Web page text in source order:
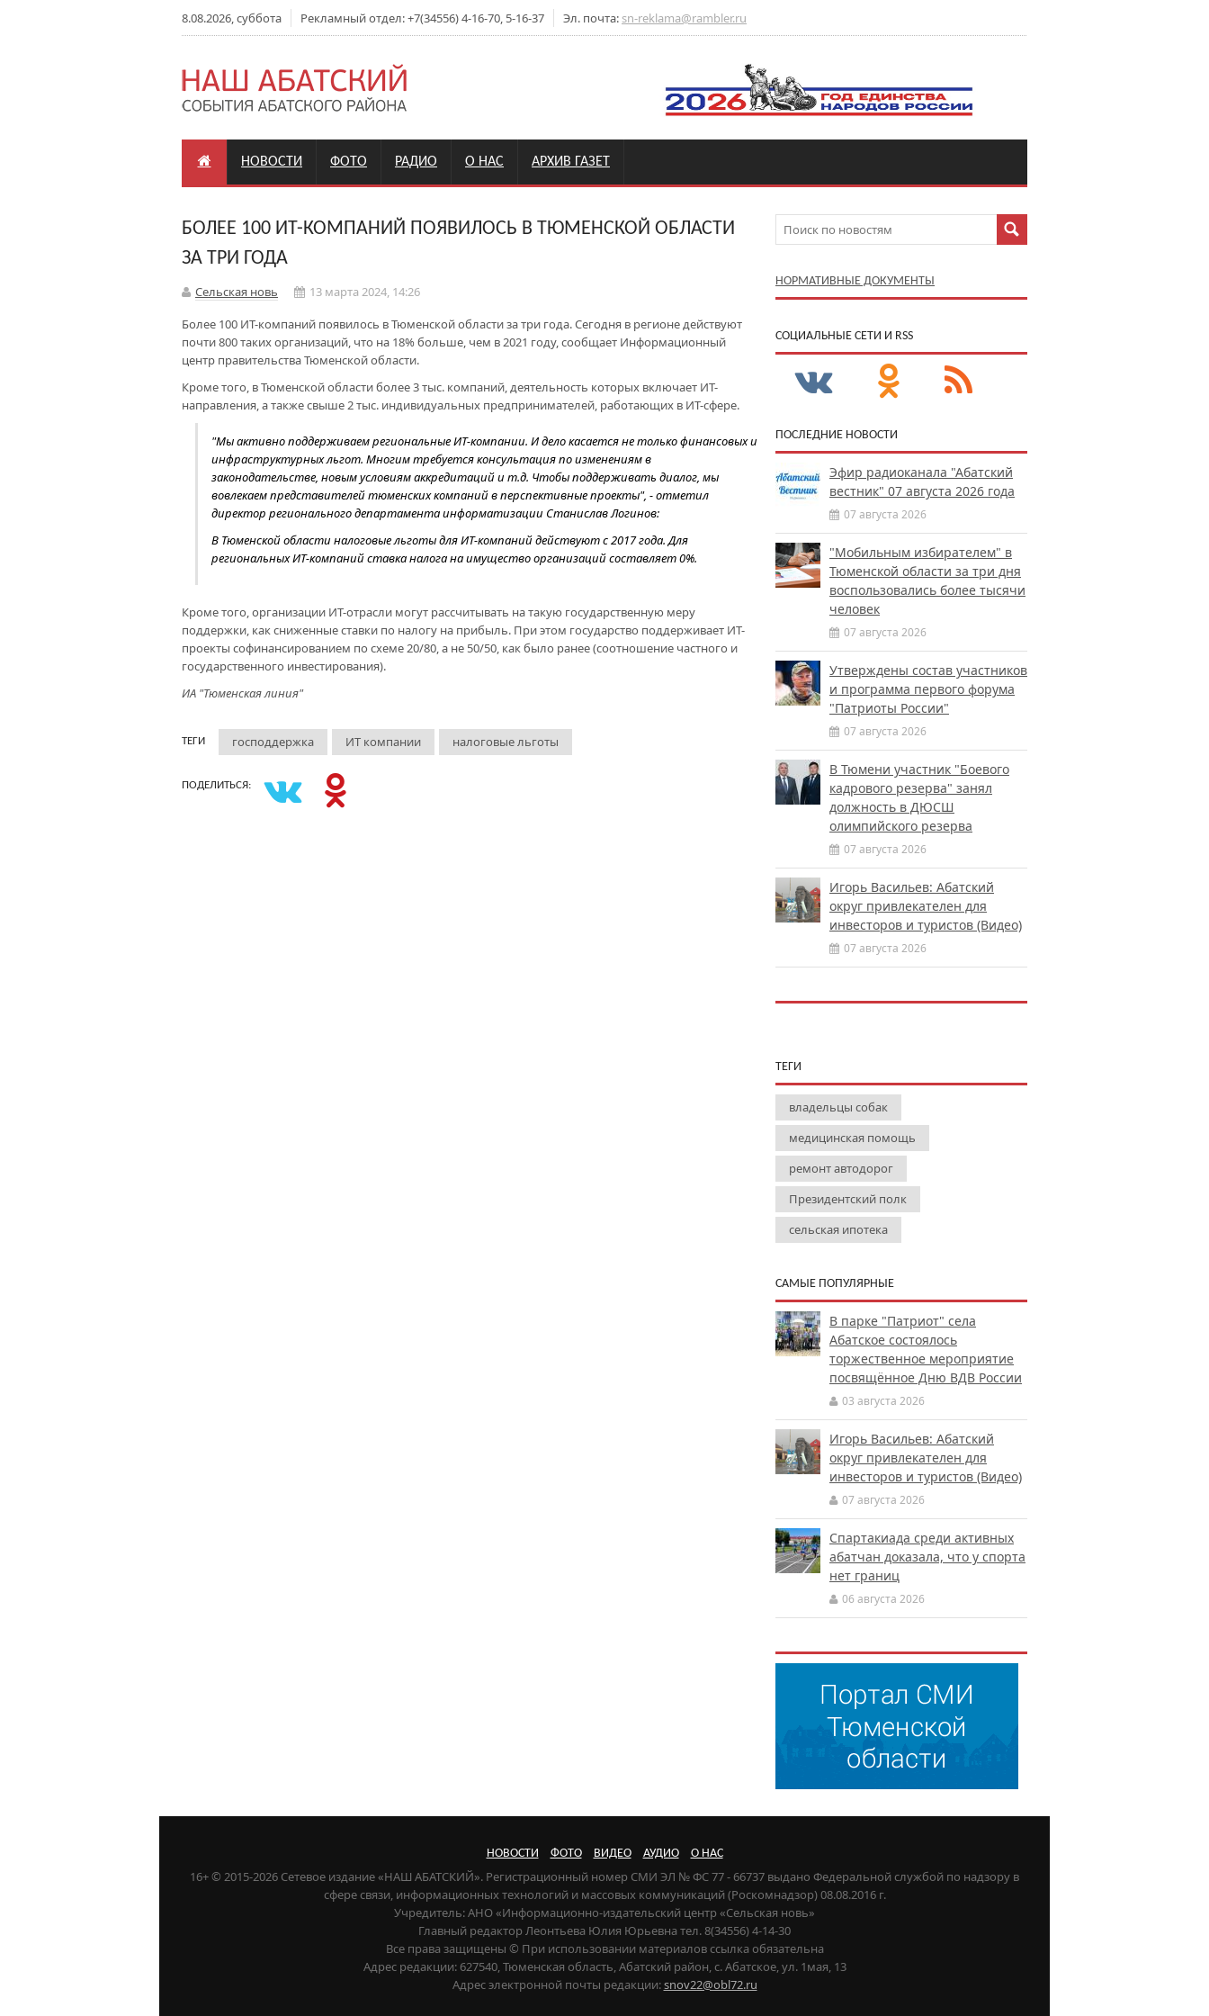
8.08.2026, суббота Рекламный отдел: +7(34556) 4-16-70, 5-16-37 Эл. почта: sn-reklama@rambler.ru
НОВОСТИ ФОТО РАДИО О НАС АРХИВ ГАЗЕТ
БОЛЕЕ 100 ИТ-КОМПАНИЙ ПОЯВИЛОСЬ В ТЮМЕНСКОЙ ОБЛАСТИ
ЗА ТРИ ГОДА
Сельская новь
13 марта 2024, 14:26
Более 100 ИТ-компаний появилось в Тюменской области за три года. Сегодня в регионе действуют
почти 800 таких организаций, что на 18% больше, чем в 2021 году, сообщает Информационный
центр правительства Тюменской области.
Кроме того, в Тюменской области более 3 тыс. компаний, деятельность которых включает ИТ-
направления, а также свыше 2 тыс. индивидуальных предпринимателей, работающих в ИТ-сфере.
"Мы активно поддерживаем региональные ИТ-компании. И дело касается не только финансовых и
инфраструктурных льгот. Многим требуется консультация по изменениям в
законодательстве, новым условиям аккредитаций и т.д. Чтобы поддерживать диалог, мы
вовлекаем представителей тюменских компаний в перспективные проекты", - отметил
директор регионального департамента информатизации Станислав Логинов:
В Тюменской области налоговые льготы для ИТ-компаний действуют с 2017 года. Для
региональных ИТ-компаний ставка налога на имущество организаций составляет 0%.
Кроме того, организации ИТ-отрасли могут рассчитывать на такую государственную меру
поддержки, как сниженные ставки по налогу на прибыль. При этом государство поддерживает ИТ-
проекты софинансированием по схеме 20/80, а не 50/50, как было ранее (соотношение частного и
государственного инвестирования).
ИА "Тюменская линия"
ТЕГИ господдержка ИТ компании налоговые льготы
ПОДЕЛИТЬСЯ:
НОРМАТИВНЫЕ ДОКУМЕНТЫ
CОЦИАЛЬНЫЕ СЕТИ И RSS
ПОСЛЕДНИЕ НОВОСТИ
Эфир радиоканала "Абатский
вестник" 07 августа 2026 года
07 августа 2026
"Мобильным избирателем" в
Тюменской области за три дня
воспользовались более тысячи
человек
07 августа 2026
Утверждены состав участников
и программа первого форума
"Патриоты России"
07 августа 2026
В Тюмени участник "Боевого
кадрового резерва" занял
должность в ДЮСШ
олимпийского резерва
07 августа 2026
Игорь Васильев: Абатский
округ привлекателен для
инвесторов и туристов (Видео)
07 августа 2026
ТЕГИ
владельцы собак
медицинская помощь
ремонт автодорог
Президентский полк
сельская ипотека
САМЫЕ ПОПУЛЯРНЫЕ
В парке "Патриот" села
Абатское состоялось
торжественное мероприятие
посвящённое Дню ВДВ России
03 августа 2026
Игорь Васильев: Абатский
округ привлекателен для
инвесторов и туристов (Видео)
07 августа 2026
Спартакиада среди активных
абатчан доказала, что у спорта
нет границ
06 августа 2026
НОВОСТИ ФОТО ВИДЕО АУДИО О НАС
16+ © 2015-2026 Сетевое издание «НАШ АБАТСКИЙ». Регистрационный номер СМИ ЭЛ № ФС 77 - 66737 выдано Федеральной службой по надзору в
сфере связи, информационных технологий и массовых коммуникаций (Роскомнадзор) 08.08.2016 г.
Учредитель: АНО «Информационно-издательский центр «Сельская новь»
Главный редактор Леонтьева Юлия Юрьевна тел. 8(34556) 4-14-30
Все права защищены © При использовании материалов ссылка обязательна
Адрес редакции: 627540, Тюменская область, Абатский район, с. Абатское, ул. 1мая, 13
Адрес электронной почты редакции:snov22@obl72.ru